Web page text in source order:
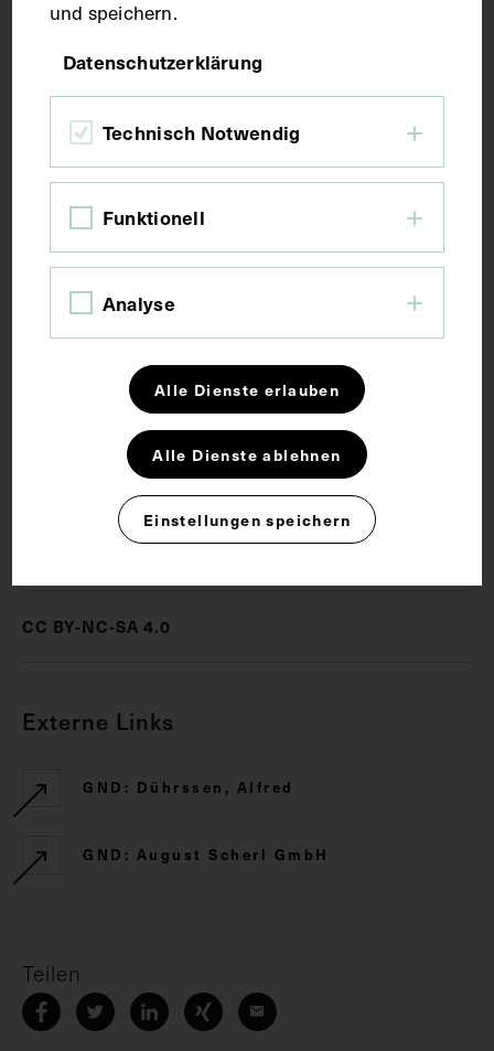
Maße
Bildmaß 29 x 20,1 cm
Kurzbeschreibung
Auszug aus: Die Woche, 34. Jg., Nr. 14, 1932.
Schlagwörter
Medizin Zeitungsdruck
CC BY-NC-SA 4.0
Externe Links
GND: Dührssen, Alfred
GND: August Scherl GmbH
Teilen
und speichern.
Datenschutzerklärung
Technisch Notwendig
Funktionell
Analyse
Alle Dienste erlauben
Alle Dienste ablehnen
Einstellungen speichern